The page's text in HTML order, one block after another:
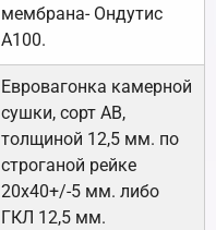
мембрана- Ондутис
А100.
Евровагонка камерной
сушки, сорт АВ,
толщиной 12,5 мм. по
строганой рейке
20х40+/-5 мм. либо
ГКЛ 12,5 мм.